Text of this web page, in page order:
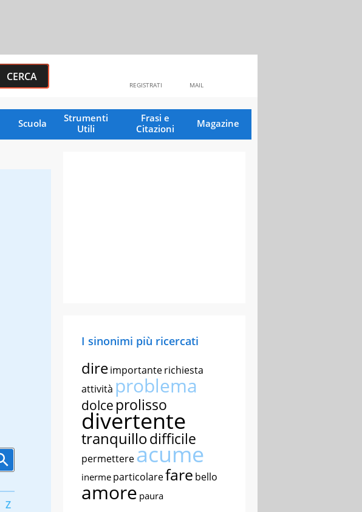
MAIL
REGISTRATI
Scuola
Strumenti
Utili
Frasi e
Citazioni
Magazine
Z
I sinonimi più ricercati
direimportanterichiesta
attività problema
dolce prolisso
divertente
tranquillodifficile
permettereacume
inerme particolarefare bello
amore paura